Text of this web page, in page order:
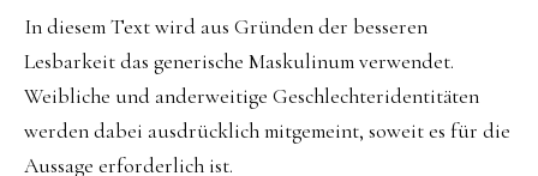
In diesem Text wird aus Gründen der besseren
Lesbarkeit das generische Maskulinum verwendet.
Weibliche und anderweitige Geschlechteridentitäten
werden dabei ausdrücklich mitgemeint, soweit es für die
Aussage erforderlich ist.